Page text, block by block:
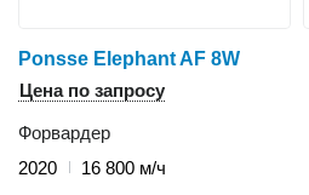
Ponsse Elephant AF 8W
Цена по запросу
Форвардер
2020
16 800 м/ч